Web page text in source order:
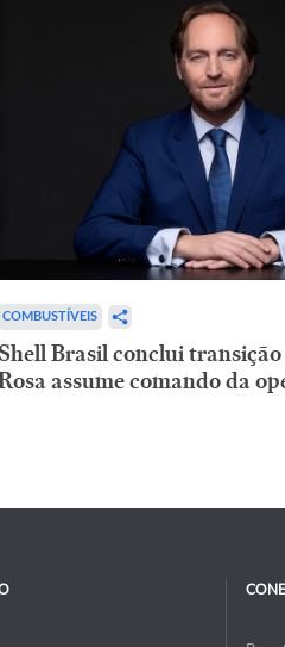
COMBUSTÍVEIS
Shell Brasil conclui transição
assume comando da